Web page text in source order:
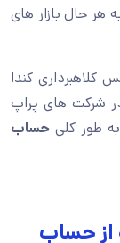
هر حال بازار های
کلاهبرداری کند!
شرکت های پراپ
طور کلی حساب
از حساب